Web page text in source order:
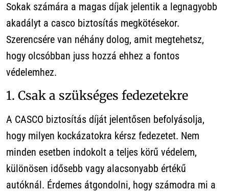
Sokak számára a magas díjak jelentik a legnagyobb
akadályt a casco biztosítás megkötésekor.
Szerencsére van néhány dolog, amit megtehetsz,
hogy olcsóbban juss hozzá ehhez a fontos
védelemhez.
1. Csak a szükséges fedezetekre
A CASCO biztosítás díját jelentősen befolyásolja,
hogy milyen kockázatokra kérsz fedezetet. Nem
minden esetben indokolt a teljes körű védelem,
különösen idősebb vagy alacsonyabb értékű
autóknál. Érdemes átgondolni, hogy számodra mi a